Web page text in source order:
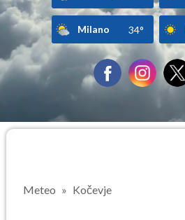
Milano 34°
Meteo Kočevje